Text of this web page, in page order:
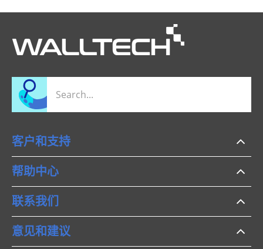
客户和支持
帮助中心
联系我们
意见和建议